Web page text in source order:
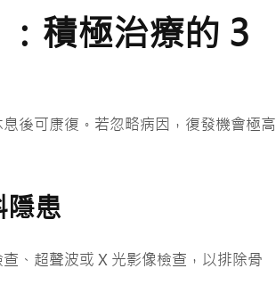
積極治療的 3
後可康復。若忽略病因，復發機會極高
隱患
、超聲波或 X 光影像檢查，以排除骨